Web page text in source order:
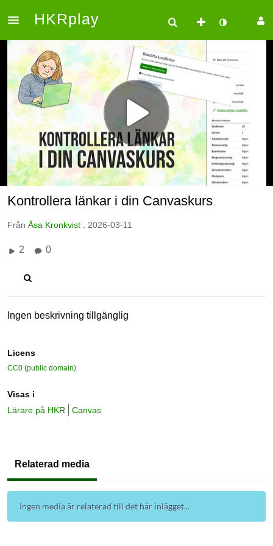
HKRplay
Kontrollera länkar i din Canvaskurs
Från Åsa Kronkvist . 2026-03-11
2 0
Ingen beskrivning tillgänglig
Licens
CC0 (public domain)
Visas i
Lärare på HKR
Canvas
Relaterad media
Ingen media är relaterad till det här inlägget...